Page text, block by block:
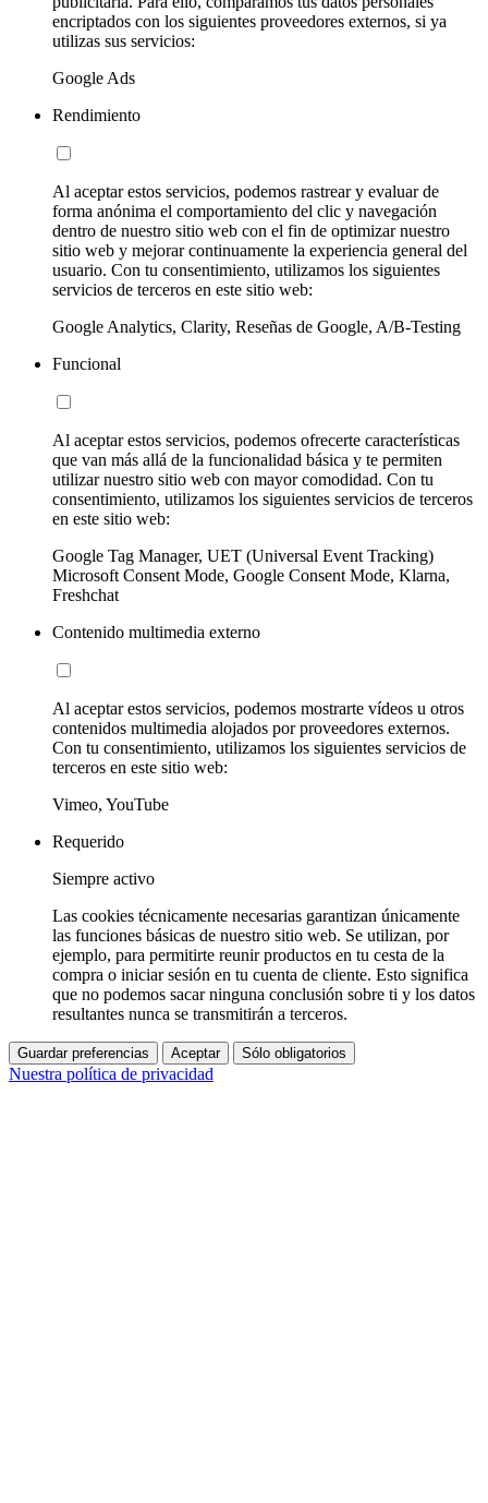
encriptados con los siguientes proveedores externos, si ya
utilizas sus servicios:
Google Ads
Rendimiento
Al aceptar estos servicios, podemos rastrear y evaluar de
forma anónima el comportamiento del clic y navegación
dentro de nuestro sitio web con el fin de optimizar nuestro
sitio web y mejorar continuamente la experiencia general del
usuario. Con tu consentimiento, utilizamos los siguientes
servicios de terceros en este sitio web:
Google Analytics, Clarity, Reseñas de Google, A/B-Testing
Funcional
Al aceptar estos servicios, podemos ofrecerte características
que van más allá de la funcionalidad básica y te permiten
utilizar nuestro sitio web con mayor comodidad. Con tu
consentimiento, utilizamos los siguientes servicios de terceros
en este sitio web:
Google Tag Manager, UET (Universal Event Tracking)
Microsoft Consent Mode, Google Consent Mode, Klarna,
Freshchat
Contenido multimedia externo
Al aceptar estos servicios, podemos mostrarte vídeos u otros
contenidos multimedia alojados por proveedores externos.
Con tu consentimiento, utilizamos los siguientes servicios de
terceros en este sitio web:
Vimeo, YouTube
Requerido
Siempre activo
Las cookies técnicamente necesarias garantizan únicamente
las funciones básicas de nuestro sitio web. Se utilizan, por
ejemplo, para permitirte reunir productos en tu cesta de la
compra o iniciar sesión en tu cuenta de cliente. Esto significa
que no podemos sacar ninguna conclusión sobre ti y los datos
resultantes nunca se transmitirán a terceros.
Guardar preferencias Aceptar Sólo obligatorios
Nuestra política de privacidad